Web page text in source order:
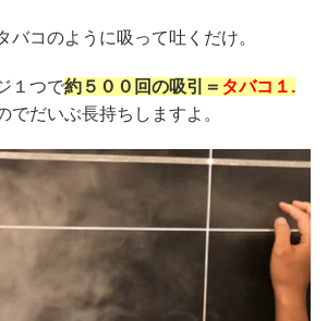
バコのように吸って吐くだけ。
１つで約５００回の吸引＝ タバコ１.
でだいぶ長持ちしますよ。